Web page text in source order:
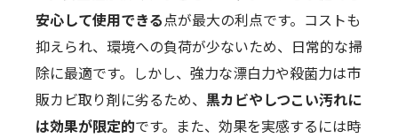
安心して使用できる点が最大の利点です。コストも
抑えられ、環境への負荷が少ないため、日常的な掃
除に最適です。しかし、強力な漂白力や殺菌力は市
販カビ取り剤に劣るため、 黒カビやしつこい汚れに
は効果が限定的です。また、効果を実感するには時